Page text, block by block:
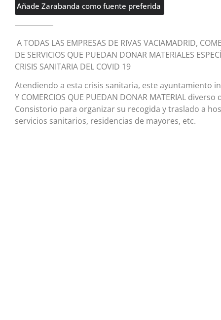
Añade Zarabanda como fuente preferida
A TODAS LAS EMPRESAS DE RIVAS VACIAMADRID,
DE SERVICIOS QUE PUEDAN DONAR MATERIALES
CRISIS SANITARIA DEL COVID 19
Atendiendo a esta crisis sanitaria, este ayuntamiento
Y COMERCIOS QUE PUEDAN DONAR MATERIAL
Consistorio para organizar su recogida y traslado a
servicios sanitarios, residencias de mayores, etc.